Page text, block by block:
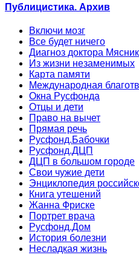
Публицистика. Архив
Включи мозг
Все будет ничего
Диагноз доктора
Из жизни незаменимых
Карта памяти
Международная
Окна Русфонда
Отцы и дети
Право на вычет
Прямая речь
Русфонд.Бабочки
Русфонд.ДЦП
ДЦП в большом городе
Свои чужие дети
Энциклопедия
Книга утешений
Жанна Фриске
Портрет врача
Русфонд.Дом
История болезни
Несладкая жизнь